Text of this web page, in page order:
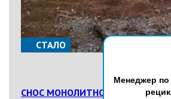
Менеджер
СТАЛО
ПОДРОБНЕЕ
СНОС МОНОЛИТНОЙ